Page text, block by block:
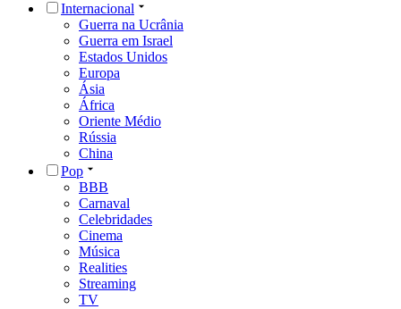
Internacional
Guerra na Ucrânia
Guerra em Israel
Estados Unidos
Europa
Ásia
África
Oriente Médio
Rússia
China
Pop
BBB
Carnaval
Celebridades
Cinema
Música
Realities
Streaming
TV